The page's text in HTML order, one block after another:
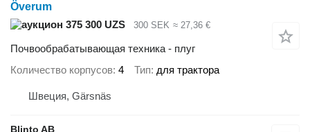
Överum
375 300 UZS
300 SEK ≈ 27,36 €
Почвообрабатывающая техника - плуг
Количество корпусов 4 Тип для трактора
Швеция, Gärsnäs
Blinto AB